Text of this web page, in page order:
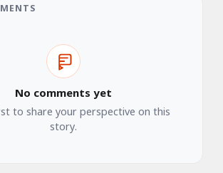
No comments yet
to share your perspective on this
story.